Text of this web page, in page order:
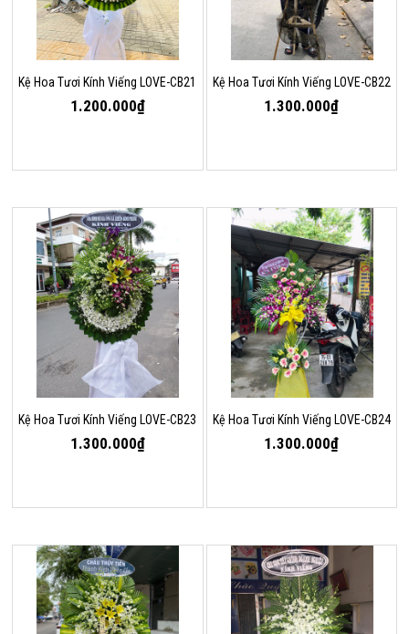
Kệ Hoa Tươi Kính Viếng LOVE-CB21
1.200.000₫
Kệ Hoa Tươi Kính Viếng LOVE-CB22
1.300.000₫
Kệ Hoa Tươi Kính Viếng LOVE-CB23
1.300.000₫
Kệ Hoa Tươi Kính Viếng LOVE-CB24
1.300.000₫